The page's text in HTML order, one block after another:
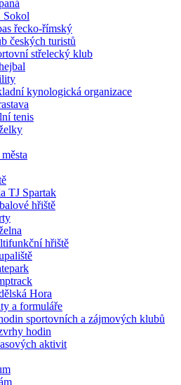
Sokol
řecko-římský
českých turistů
střelecký klub
kynologická organizace
tenis
TJ Spartak
hřiště
hřiště
Hora
a formuláře
sportovních a zájmových klubů
hodin
aktivit